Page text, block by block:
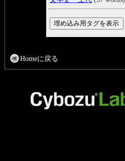
Homeに戻る